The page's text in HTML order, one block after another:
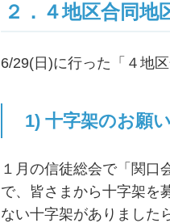
２．４地区合同地
6/29(日)に行った「４地
1) 十字架のお願い
１月の信徒総会で「関口
で、皆さまから十字架を
ない十字架がありました